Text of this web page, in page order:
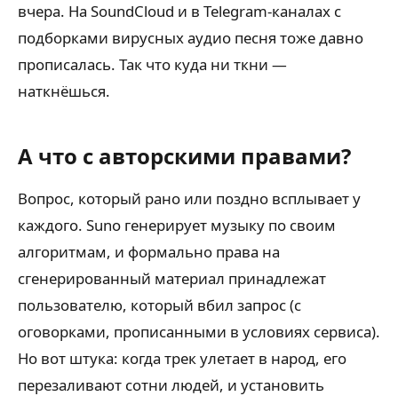
вчера. На SoundCloud и в Telegram-каналах с
подборками вирусных аудио песня тоже давно
прописалась. Так что куда ни ткни —
наткнёшься.
А что с авторскими правами?
Вопрос, который рано или поздно всплывает у
каждого. Suno генерирует музыку по своим
алгоритмам, и формально права на
сгенерированный материал принадлежат
пользователю, который вбил запрос (с
оговорками, прописанными в условиях сервиса).
Но вот штука: когда трек улетает в народ, его
перезаливают сотни людей, и установить